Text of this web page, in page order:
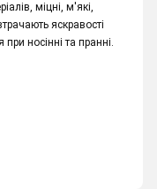
міцні, м'які,
яскравості
носінні та пранні.